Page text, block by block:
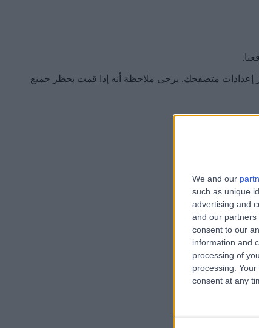
We and our
such as unique
advertising and
and our partners
consent to our
information and
processing of
processing.
consent at any
إعدادات متصفحك. يرجى ملاحظة أنه إذا قمت بحظر جميع
وخدماتنا.